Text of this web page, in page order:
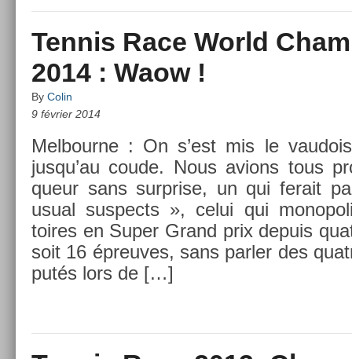
Tennis Race World
2014 : Waow !
By Colin
9 février 2014
Mel­bour­ne : On s’est mis le
jusqu’au coude. Nous av­ions tous
queur sans sur­pr­ise, un qui ferait
usual sus­pects », celui qui
toires en Super Grand prix de­puis
soit 16 épre­uves, sans parl­er des
putés lors de […]